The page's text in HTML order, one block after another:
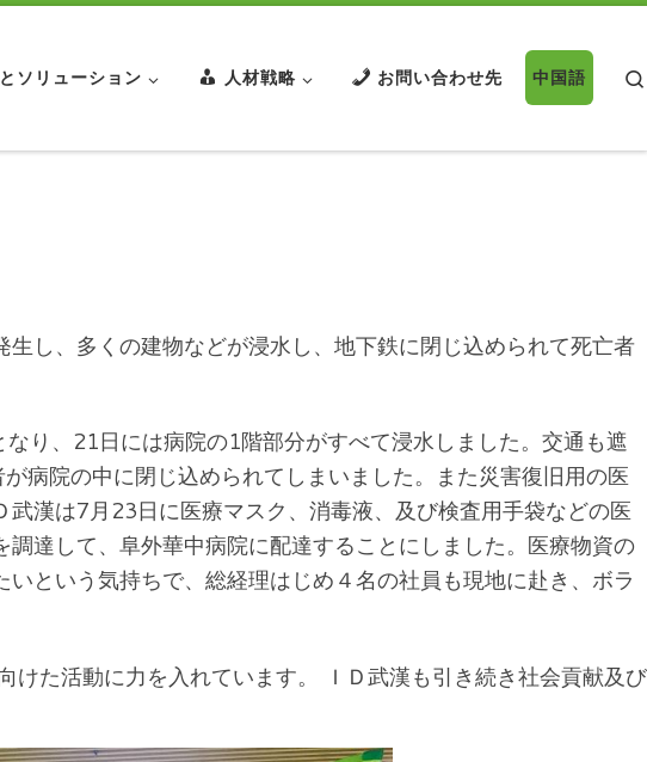
ソリューション 人材戦略 お問い合わせ先 中国語
し、多くの建物などが浸水し、地下鉄に閉じ込められて死亡者
り、21日には病院の1階部分がすべて浸水しました。交通も遮
病院の中に閉じ込められてしまいました。また災害復旧用の医
漢は7月23日に医療マスク、消毒液、及び検査用手袋などの医
達して、阜外華中病院に配達することにしました。医療物資の
という気持ちで、総経理はじめ４名の社員も現地に赴き、ボラ
た活動に力を入れています。 ＩＤ武漢も引き続き社会貢献及び